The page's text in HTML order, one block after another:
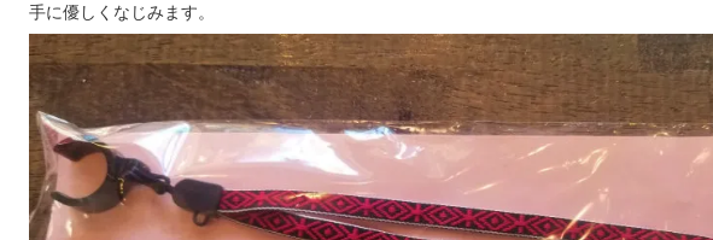
手に優しくなじみます。